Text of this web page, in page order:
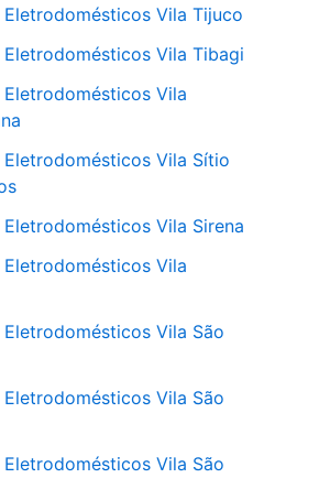
Vila Tijuco
Vila Tibagi
Vila
Vila Sítio
Vila Sirena
Vila
Vila São
Vila São
Vila São